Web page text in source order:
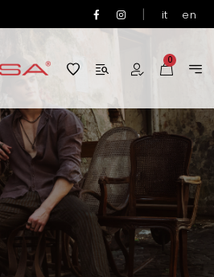
| it en
0